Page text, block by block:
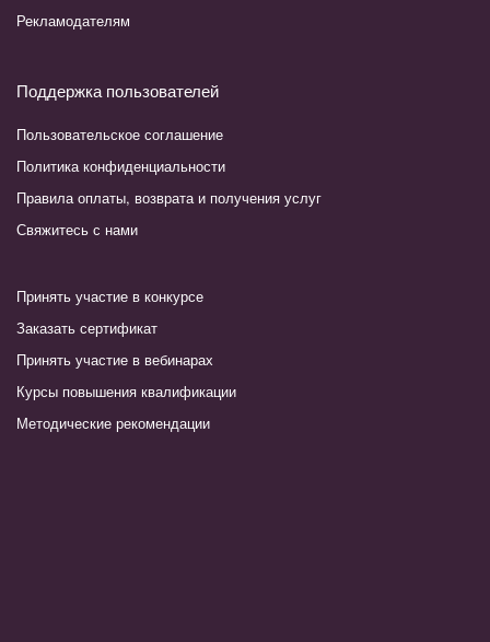
Рекламодателям
Поддержка пользователей
Пользовательское соглашение
Политика конфиденциальности
Правила оплаты, возврата и получения услуг
Свяжитесь с нами
Принять участие в конкурсе
Заказать сертификат
Принять участие в вебинарах
Курсы повышения квалификации
Методические рекомендации